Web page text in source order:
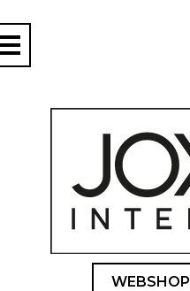
WEBSHOP